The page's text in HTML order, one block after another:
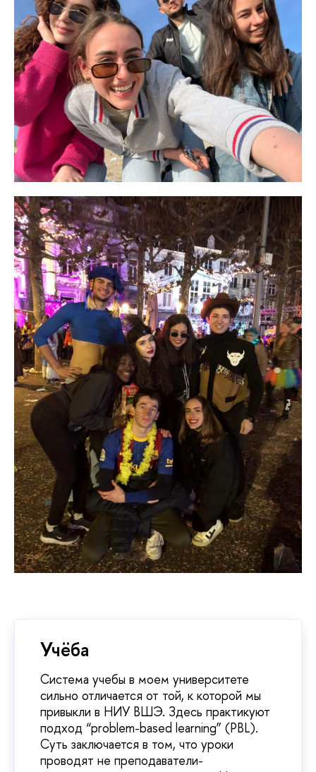
Учёба
Система учебы в моем университете
сильно отличается от той, к которой мы
привыкли в НИУ ВШЭ. Здесь практикуют
подход “problem-based learning” (PBL).
Суть заключается в том, что уроки
проводят не преподаватели-